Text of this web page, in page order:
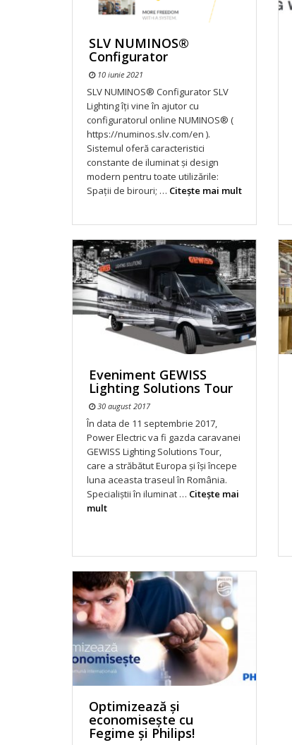
SLV NUMINOS®
Configurator
10 iunie 2021
SLV NUMINOS® Configurator SLV
Lighting îți vine în ajutor cu
configuratorul online NUMINOS® (
https://numinos.slv.com/en ).
Sistemul oferă caracteristici
constante de iluminat și design
modern pentru toate utilizările:
Spații de birouri; … Citeşte mai mult
Eveniment GEWISS
Lighting Solutions Tour
30 august 2017
În data de 11 septembrie 2017,
Power Electric va fi gazda caravanei
GEWISS Lighting Solutions Tour,
care a străbătut Europa şi îşi începe
luna aceasta traseul în România.
Specialiştii în iluminat … Citeşte mai
mult
Optimizează și
economisește cu
Fegime și Philips!